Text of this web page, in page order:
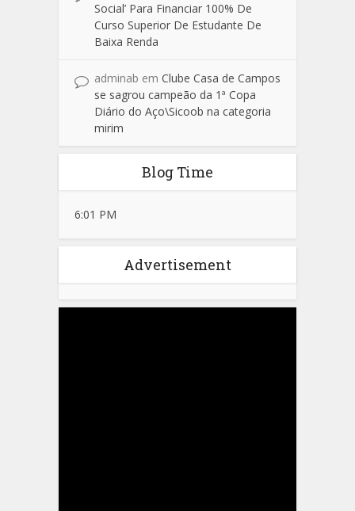
Social’ Para Financiar 100% De
Curso Superior De Estudante De
Baixa Renda
adminab em Clube Casa de Campos
se sagrou campeão da 1ª Copa
Diário do Aço\Sicoob na categoria
mirim
Blog Time
6:01 PM
Advertisement